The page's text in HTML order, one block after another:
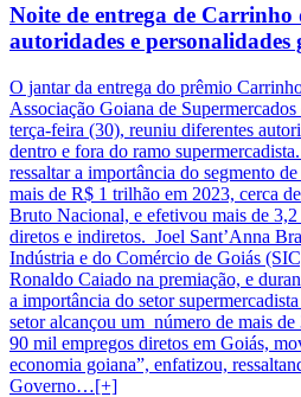
Noite de entrega de Carrinho
autoridades e personalidades
O jantar da entrega do prêmio
Associação Goiana de
terça-feira (30), reuniu diferentes
dentro e fora do ramo
ressaltar a importância do segmento
mais de R$ 1 trilhão em 2023, cerca
Bruto Nacional, e efetivou mais de
diretos e indiretos. Joel Sant’Anna
Indústria e do Comércio de Goiás
Ronaldo Caiado na premiação, e
a importância do setor
setor alcançou um número de mais
90 mil empregos diretos em Goiás,
economia goiana”, enfatizou,
Governo…[+]